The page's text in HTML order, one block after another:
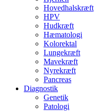
Hovedhalskræft
HPV
Hudkræft
Hæmatologi
Kolorektal
Lungekræft
Mavekræft
Nyrekræft
Pancreas
Diagnostik
Genetik
Patologi